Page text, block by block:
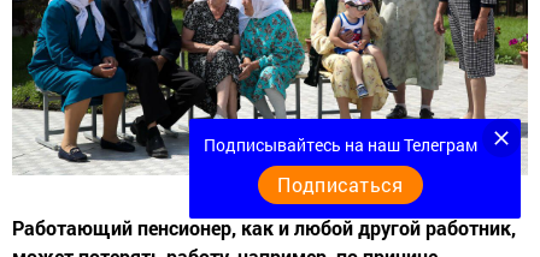
Работающий пенсионер, как и любой другой работник,
Подписывайтесь на наш Телеграм
Подписаться